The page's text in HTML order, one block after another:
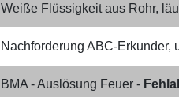
Weiße Flüssigkeit aus Rohr,
Nachforderung ABC-
BMA - Auslösung Feuer -